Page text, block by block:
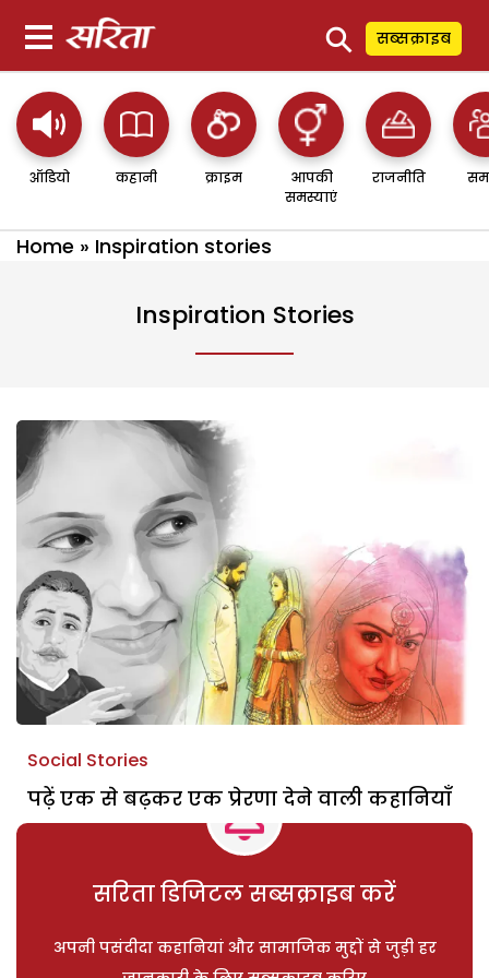
⚲ सब्सक्राइब
ऑडियो कहानी क्राइम
आपकी
समस्याएं
राजनीति
Home » Inspiration stories
Inspiration Stories
Social Stories
पढ़ें एक से बढ़कर एक प्रेरणा देने वाली कहानियाँ
सरिता डिजिटल सब्सक्राइब करें
अपनी पसंदीदा कहानियां और सामाजिक मुद्दों से जुड़ी हर